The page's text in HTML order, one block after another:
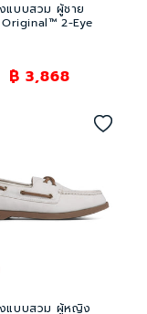
แบบสวม ผู้ชาย
2-Eye
ราคา
฿ 3,868
แบบสวม ผู้หญิง